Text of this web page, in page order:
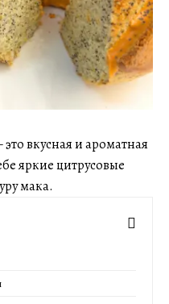
вкусная и ароматная
яркие цитрусовые
мака.